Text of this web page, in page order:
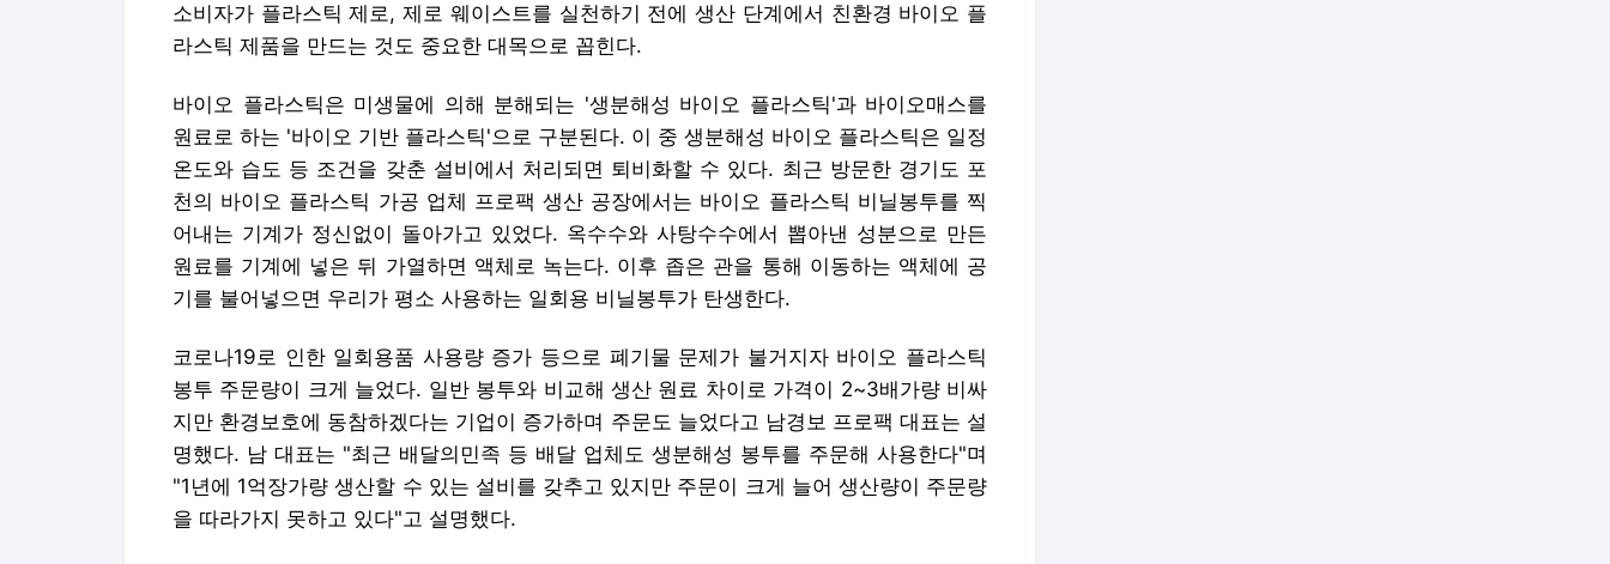
소비자가 플라스틱 제로, 제로 웨이스트를 실천하기 전에 생산 단계에서 친환경 바이오 플
라스틱 제품을 만드는 것도 중요한 대목으로 꼽힌다.
바이오 플라스틱은 미생물에 의해 분해되는 '생분해성 바이오 플라스틱'과 바이오매스를
원료로 하는 '바이오 기반 플라스틱'으로 구분된다. 이 중 생분해성 바이오 플라스틱은 일정
온도와 습도 등 조건을 갖춘 설비에서 처리되면 퇴비화할 수 있다. 최근 방문한 경기도 포
천의 바이오 플라스틱 가공 업체 프로팩 생산 공장에서는 바이오 플라스틱 비닐봉투를 찍
어내는 기계가 정신없이 돌아가고 있었다. 옥수수와 사탕수수에서 뽑아낸 성분으로 만든
원료를 기계에 넣은 뒤 가열하면 액체로 녹는다. 이후 좁은 관을 통해 이동하는 액체에 공
기를 불어넣으면 우리가 평소 사용하는 일회용 비닐봉투가 탄생한다.
코로나19로 인한 일회용품 사용량 증가 등으로 폐기물 문제가 불거지자 바이오 플라스틱
봉투 주문량이 크게 늘었다. 일반 봉투와 비교해 생산 원료 차이로 가격이 2~3배가량 비싸
지만 환경보호에 동참하겠다는 기업이 증가하며 주문도 늘었다고 남경보 프로팩 대표는 설
명했다. 남 대표는 "최근 배달의민족 등 배달 업체도 생분해성 봉투를 주문해 사용한다"며
"1년에 1억장가량 생산할 수 있는 설비를 갖추고 있지만 주문이 크게 늘어 생산량이 주문량
을 따라가지 못하고 있다"고 설명했다.